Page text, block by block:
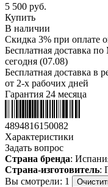
5 500 руб.
Купить
В наличии
Скидка 3% при оплате
Бесплатная доставка
сегодня (07.08)
Бесплатная доставка в
от 2-х рабочих дней
Гарантия 24 месяца
4894816150082
Характеристики
Задать вопрос
Страна бренда:
Страна-изготовитель:
Вы смотрели: 1